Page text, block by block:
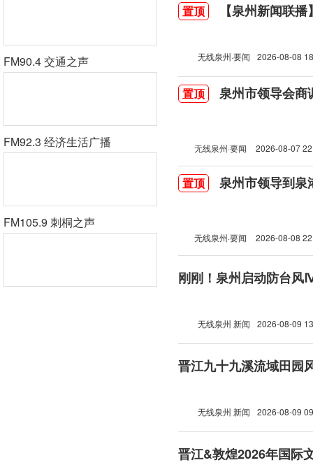
FM90.4 交通之声
FM92.3 经济生活广播
FM105.9 刺桐之声
置顶 【泉州新闻联
无线泉州·要闻 2026-08-08
置顶 泉州市领导会商
无线泉州·要闻 2026-08-07
置顶 泉州市领导到泉
无线泉州·要闻 2026-08-08
刚刚！泉州启动防台风
无线泉州 新闻 2026-08-09
晋江九十九溪流域田园
无线泉州 新闻 2026-08-09
晋江&敦煌2026年国际